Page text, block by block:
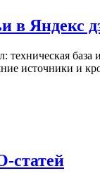
в Яндекс
источники и
статей